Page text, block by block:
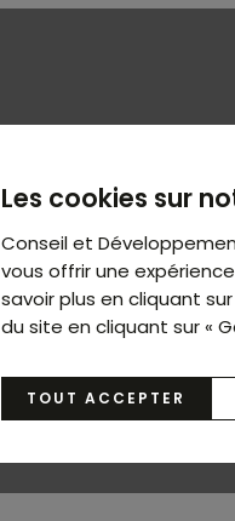
Les cookies sur
Conseil et
vous offrir une
savoir plus en cliquant
du site en cliquant sur «
TOUT ACCEPTER